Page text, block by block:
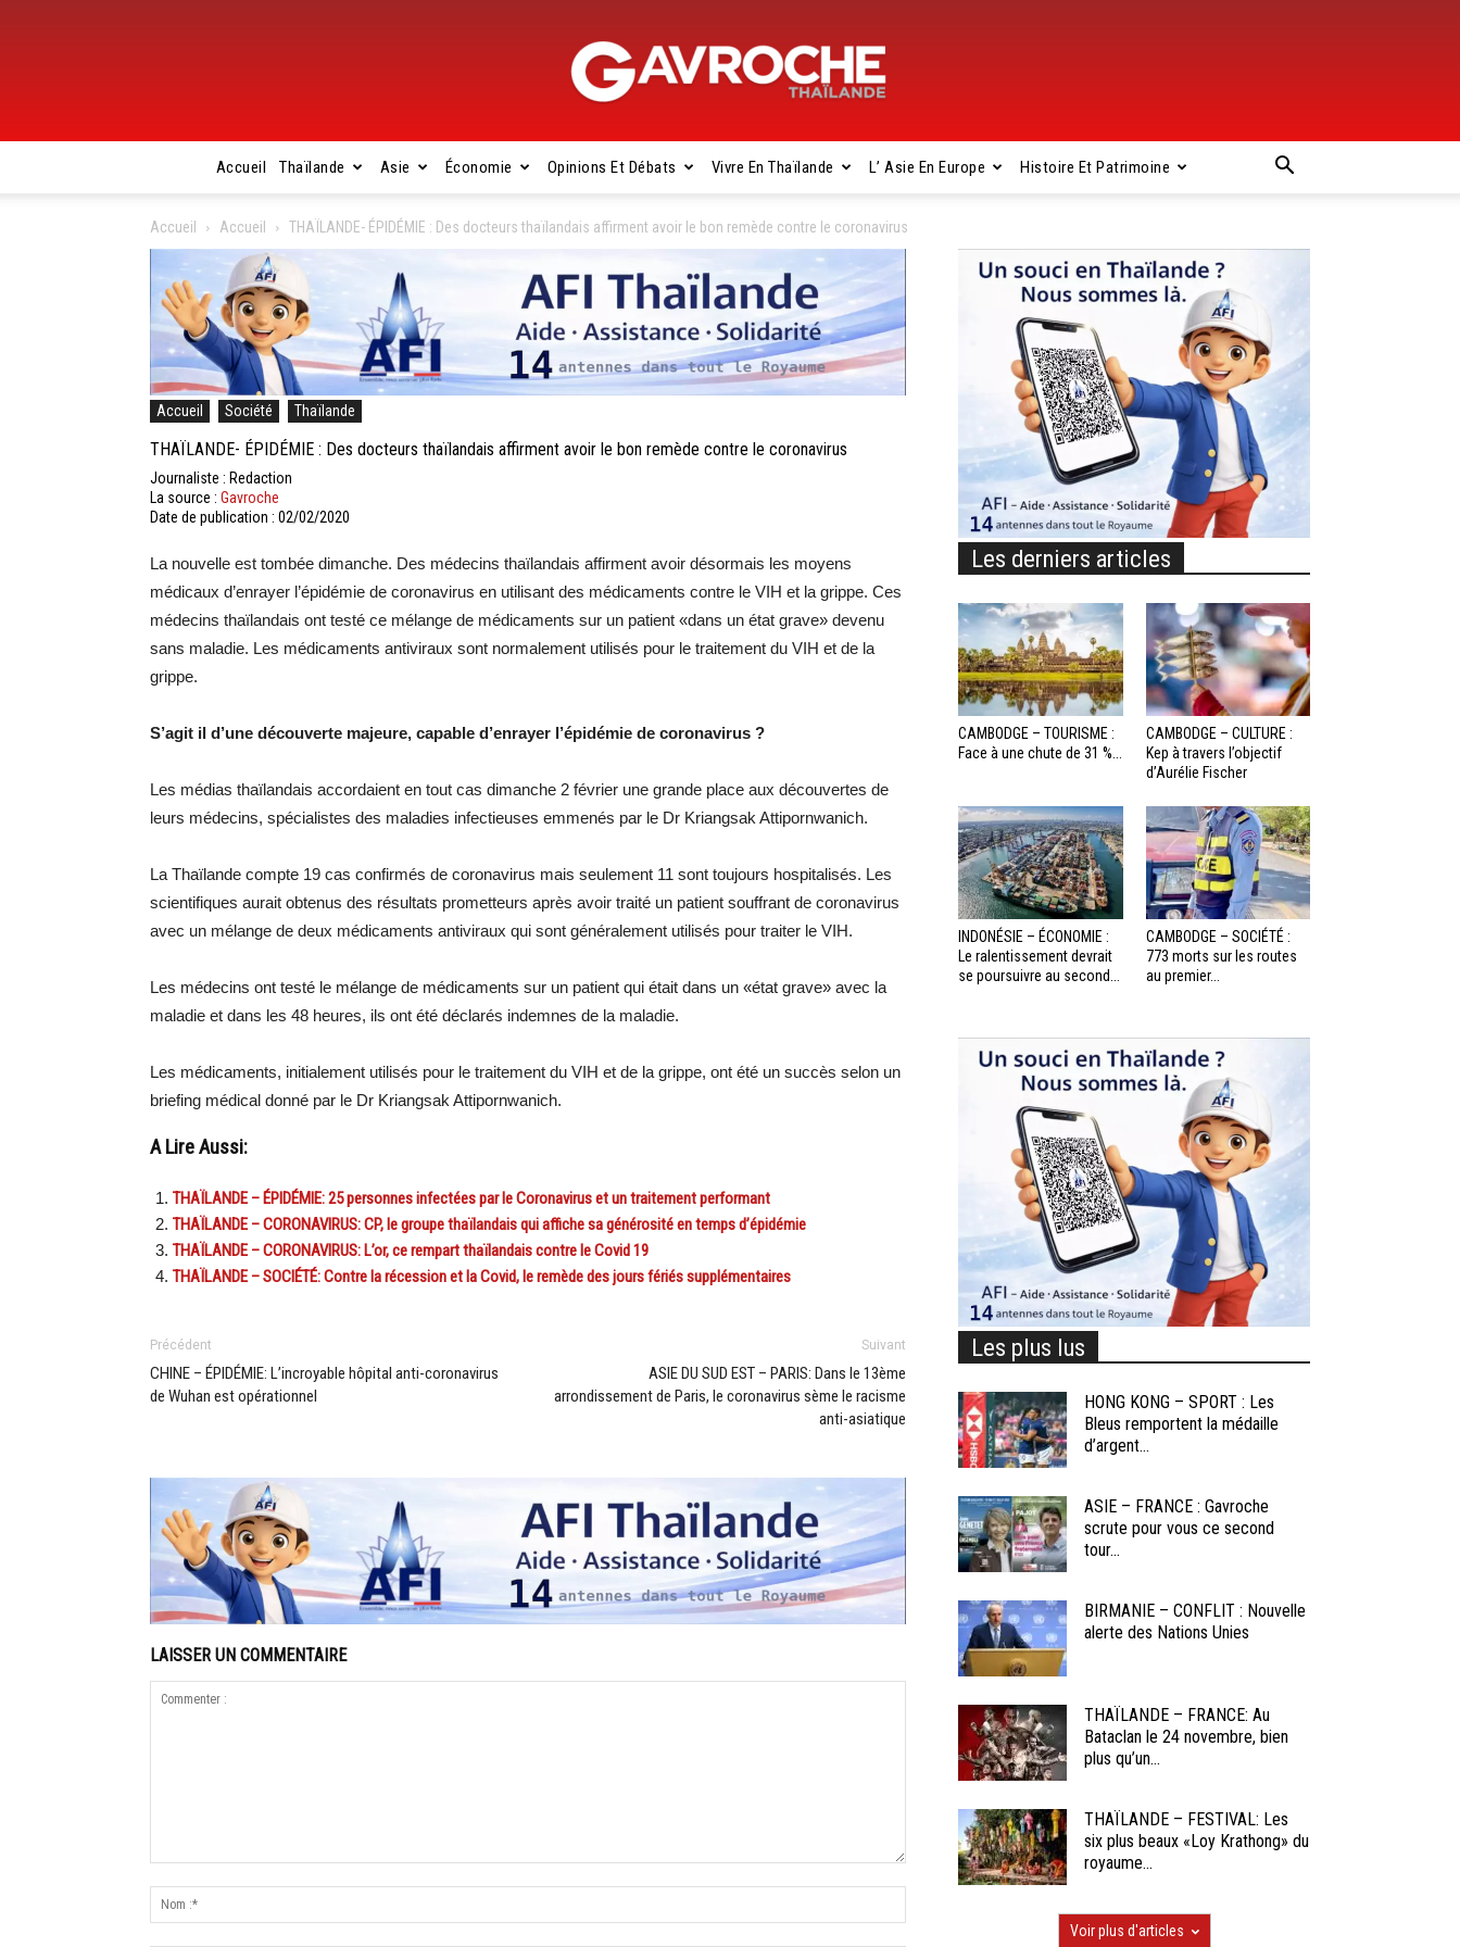
Gavroche
Thaïlande
Accueil Thaïlande Asie Économie Opinions Et Débats Vivre En Thaïlande L’ Asie En Europe Histoire Et Patrimoine
Accueil Accueil THAÏLANDE- ÉPIDÉMIE : Des docteurs thaïlandais affirment avoir le bon remède contre le coronavirus
Accueil Société Thaïlande
THAÏLANDE- ÉPIDÉMIE : Des docteurs thaïlandais affirment avoir le bon remède contre le coronavirus
Journaliste : Redaction
La source : Gavroche
Date de publication : 02/02/2020
La nouvelle est tombée dimanche. Des médecins thaïlandais affirment avoir désormais les moyens
médicaux d’enrayer l’épidémie de coronavirus en utilisant des médicaments contre le VIH et la grippe. Ces
médecins thaïlandais ont testé ce mélange de médicaments sur un patient «dans un état grave» devenu
sans maladie. Les médicaments antiviraux sont normalement utilisés pour le traitement du VIH et de la
grippe.
S’agit il d’une découverte majeure, capable d’enrayer l’épidémie de coronavirus ?
Les médias thaïlandais accordaient en tout cas dimanche 2 février une grande place aux découvertes de
leurs médecins, spécialistes des maladies infectieuses emmenés par le Dr Kriangsak Attipornwanich.
La Thaïlande compte 19 cas confirmés de coronavirus mais seulement 11 sont toujours hospitalisés. Les
scientifiques aurait obtenus des résultats prometteurs après avoir traité un patient souffrant de coronavirus
avec un mélange de deux médicaments antiviraux qui sont généralement utilisés pour traiter le VIH.
Les médecins ont testé le mélange de médicaments sur un patient qui était dans un «état grave» avec la
maladie et dans les 48 heures, ils ont été déclarés indemnes de la maladie.
Les médicaments, initialement utilisés pour le traitement du VIH et de la grippe, ont été un succès selon un
briefing médical donné par le Dr Kriangsak Attipornwanich.
A Lire Aussi:
THAÏLANDE – ÉPIDÉMIE: 25 personnes infectées par le Coronavirus et un traitement performant
THAÏLANDE – CORONAVIRUS: CP, le groupe thaïlandais qui affiche sa générosité en temps d’épidémie
THAÏLANDE – CORONAVIRUS: L’or, ce rempart thaïlandais contre le Covid 19
THAÏLANDE – SOCIÉTÉ: Contre la récession et la Covid, le remède des jours fériés supplémentaires
Précédent
CHINE – ÉPIDÉMIE: L’incroyable hôpital anti-coronavirus
de Wuhan est opérationnel
Suivant
ASIE DU SUD EST – PARIS: Dans le 13ème
arrondissement de Paris, le coronavirus sème le racisme
anti-asiatique
LAISSER UN COMMENTAIRE
Les derniers articles
CAMBODGE – TOURISME :
Face à une chute de 31 %...
CAMBODGE – CULTURE :
Kep à travers l’objectif
d’Aurélie Fischer
INDONÉSIE – ÉCONOMIE :
Le ralentissement devrait
se poursuivre au second...
CAMBODGE – SOCIÉTÉ :
773 morts sur les routes
au premier...
Les plus lus
HONG KONG – SPORT : Les
Bleus remportent la médaille
d’argent...
ASIE – FRANCE : Gavroche
scrute pour vous ce second
tour...
BIRMANIE – CONFLIT : Nouvelle
alerte des Nations Unies
THAÏLANDE – FRANCE: Au
Bataclan le 24 novembre, bien
plus qu’un...
THAÏLANDE – FESTIVAL: Les
six plus beaux «Loy Krathong» du
royaume...
Voir plus d'articles